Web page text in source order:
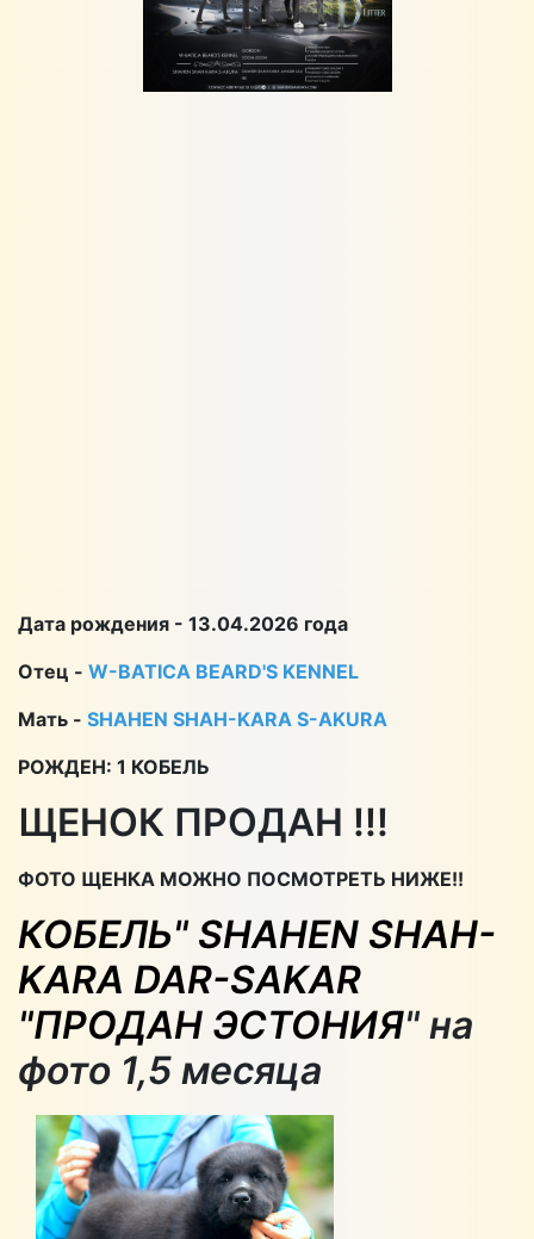
Дата рождения - 13.04.2026 года
Отец - W-BATICA BEARD'S KENNEL
Мать - SHAHEN SHAH-KARA S-AKURA
РОЖДЕН: 1 КОБЕЛЬ
ЩЕНОК ПРОДАН !!!
ФОТО ЩЕНКА МОЖНО ПОСМОТРЕТЬ НИЖЕ!!
КОБЕЛЬ" SHAHEN SHAH-
KARA DAR-SAKAR
"ПРОДАН ЭСТОНИЯ" на
фото 1,5 месяца